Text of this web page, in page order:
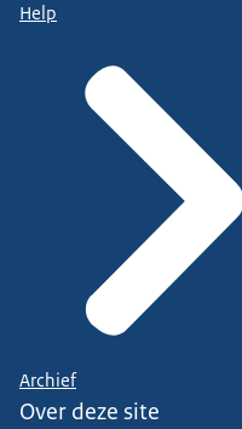
Help
Archief
Over deze site